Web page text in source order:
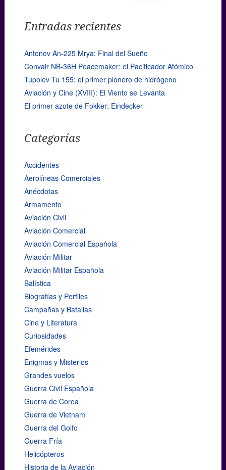
Entradas recientes
Antonov An-225 Mrya: Final del Sueño
Convair NB-36H Peacemaker: el Pacificador Atómico
Tupolev Tu 155: el primer pionero de hidrógeno
Aviación y Cine (XVIII): El Viento se Levanta
El primer azote de Fokker: Eindecker
Categorías
Accidentes
Aerolíneas Comerciales
Anécdotas
Armamento
Aviación Civil
Aviación Comercial
Aviación Comercial Española
Aviación Militar
Aviación Militar Española
Balística
Biografías y Perfiles
Campañas y Batallas
Cine y Literatura
Curiosidades
Efemérides
Enigmas y Misterios
Grandes vuelos
Guerra Civil Española
Guerra de Corea
Guerra de Vietnam
Guerra del Golfo
Guerra Fría
Helicópteros
Historia de la Aviación